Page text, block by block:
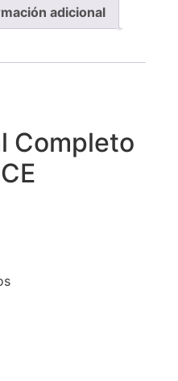
adicional
Completo